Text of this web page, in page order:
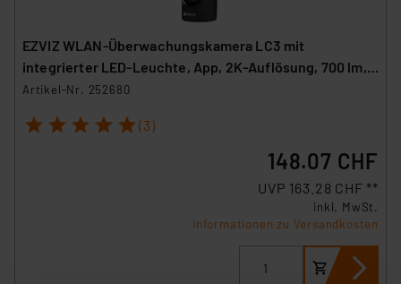
EZVIZ WLAN-Überwachungskamera LC3 mit
integrierter LED-Leuchte, App, 2K-Auflösung, 700 lm,
IP65
Artikel-Nr. 252680
1 2 3 4 5 (3)
148.07 CHF
UVP 163.28 CHF **
inkl. MwSt.
Informationen zu Versandkosten